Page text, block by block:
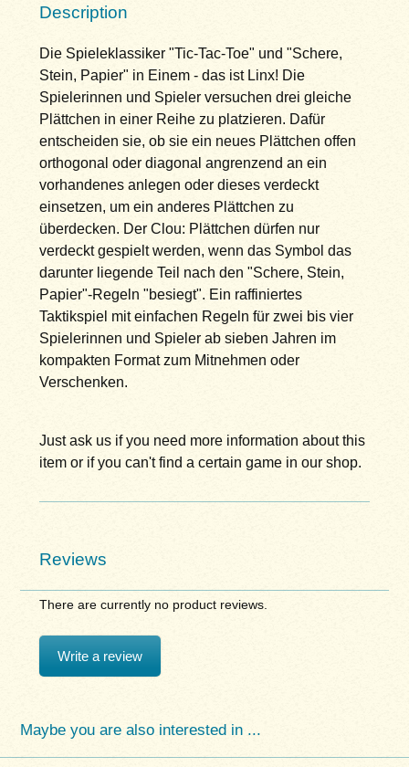
Description
Die Spieleklassiker "Tic-Tac-Toe" und "Schere,
Stein, Papier" in Einem - das ist Linx! Die
Spielerinnen und Spieler versuchen drei gleiche
Plättchen in einer Reihe zu platzieren. Dafür
entscheiden sie, ob sie ein neues Plättchen offen
orthogonal oder diagonal angrenzend an ein
vorhandenes anlegen oder dieses verdeckt
einsetzen, um ein anderes Plättchen zu
überdecken. Der Clou: Plättchen dürfen nur
verdeckt gespielt werden, wenn das Symbol das
darunter liegende Teil nach den "Schere, Stein,
Papier"-Regeln "besiegt". Ein raffiniertes
Taktikspiel mit einfachen Regeln für zwei bis vier
Spielerinnen und Spieler ab sieben Jahren im
kompakten Format zum Mitnehmen oder
Verschenken.
Just ask us if you need more information about this
item or if you can't find a certain game in our shop.
Reviews
There are currently no product reviews.
Write a review
Maybe you are also interested in ...